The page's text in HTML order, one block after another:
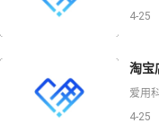
4-25
淘宝
4-25